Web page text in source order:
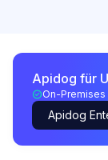
Apidog für
On-
Apidog